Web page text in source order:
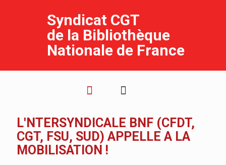
Syndicat CGT
de la Bibliothèque
Nationale de France
L'NTERSYNDICALE BNF (CFDT,
CGT, FSU, SUD) APPELLE A LA
MOBILISATION !